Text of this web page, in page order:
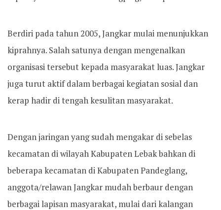
Berdiri pada tahun 2005, Jangkar mulai menunjukkan
kiprahnya. Salah satunya dengan mengenalkan
organisasi tersebut kepada masyarakat luas. Jangkar
juga turut aktif dalam berbagai kegiatan sosial dan
kerap hadir di tengah kesulitan masyarakat.
Dengan jaringan yang sudah mengakar di sebelas
kecamatan di wilayah Kabupaten Lebak bahkan di
beberapa kecamatan di Kabupaten Pandeglang,
anggota/relawan Jangkar mudah berbaur dengan
berbagai lapisan masyarakat, mulai dari kalangan